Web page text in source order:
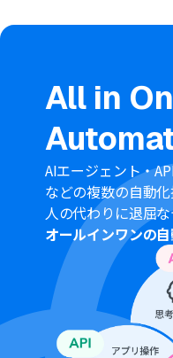
能です。
kintone、SMSLINK
い。
Chrome拡張機能を
Googleドキュメント
とができます。
Chrome拡張機能を
「Chrome拡張機能
照ください。
All in
AIエージェント・
などの複数の自動
人の代わりに退屈
オールインワンの